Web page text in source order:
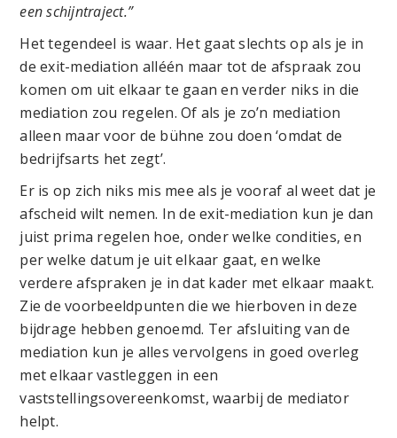
een schijntraject.”
Het tegendeel is waar. Het gaat slechts op als je in
de exit-mediation alléén maar tot de afspraak zou
komen om uit elkaar te gaan en verder niks in die
mediation zou regelen. Of als je zo’n mediation
alleen maar voor de bühne zou doen ‘omdat de
bedrijfsarts het zegt’.
Er is op zich niks mis mee als je vooraf al weet dat je
afscheid wilt nemen. In de exit-mediation kun je dan
juist prima regelen hoe, onder welke condities, en
per welke datum je uit elkaar gaat, en welke
verdere afspraken je in dat kader met elkaar maakt.
Zie de voorbeeldpunten die we hierboven in deze
bijdrage hebben genoemd. Ter afsluiting van de
mediation kun je alles vervolgens in goed overleg
met elkaar vastleggen in een
vaststellingsovereenkomst, waarbij de mediator
helpt.